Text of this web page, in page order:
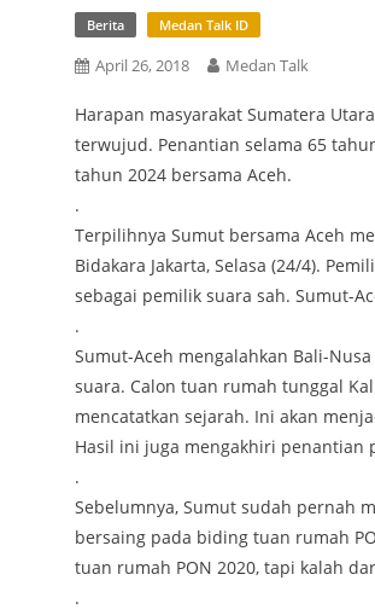
Berita Medan Talk ID
April 26, 2018 Medan Talk
Harapan masyarakat Sumatera
terwujud. Penantian selama 65
tahun 2024 bersama Aceh.
.
Terpilihnya Sumut bersama Aceh
Bidakara Jakarta, Selasa (24/4).
sebagai pemilik suara sah. Sumut-
.
Sumut-Aceh mengalahkan Bali-
suara. Calon tuan rumah tunggal
mencatatkan sejarah. Ini akan
Hasil ini juga mengakhiri penantian
.
Sebelumnya, Sumut sudah pernah
bersaing pada biding tuan rumah
tuan rumah PON 2020, tapi kalah
.